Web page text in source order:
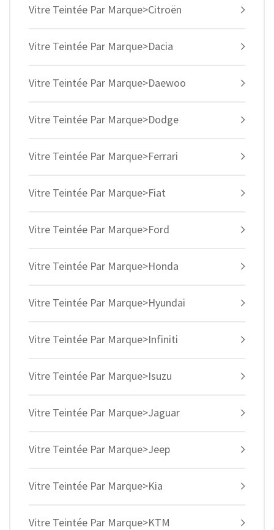
Vitre Teintée Par Marque>Citroën
Vitre Teintée Par Marque>Dacia
Vitre Teintée Par Marque>Daewoo
Vitre Teintée Par Marque>Dodge
Vitre Teintée Par Marque>Ferrari
Vitre Teintée Par Marque>Fiat
Vitre Teintée Par Marque>Ford
Vitre Teintée Par Marque>Honda
Vitre Teintée Par Marque>Hyundai
Vitre Teintée Par Marque>Infiniti
Vitre Teintée Par Marque>Isuzu
Vitre Teintée Par Marque>Jaguar
Vitre Teintée Par Marque>Jeep
Vitre Teintée Par Marque>Kia
Vitre Teintée Par Marque>KTM